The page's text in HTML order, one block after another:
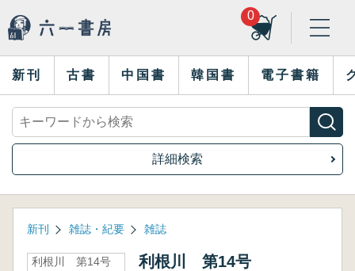
0
新刊 古書 中国書 韓国書 電子書籍
詳細検索
新刊 雑誌・紀要 雑誌
利根川 第14号 利根川 第14号